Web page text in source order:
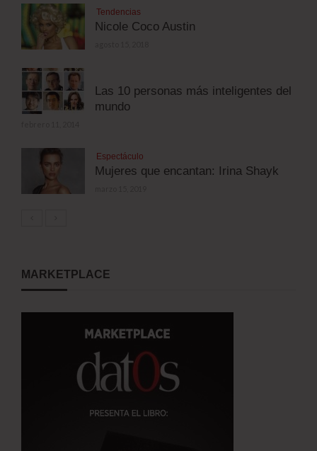
Tendencias
Nicole Coco Austin
Las 10 personas más inteligentes del
mundo
Espectáculo
Mujeres que encantan: Irina Shayk
MARKETPLACE